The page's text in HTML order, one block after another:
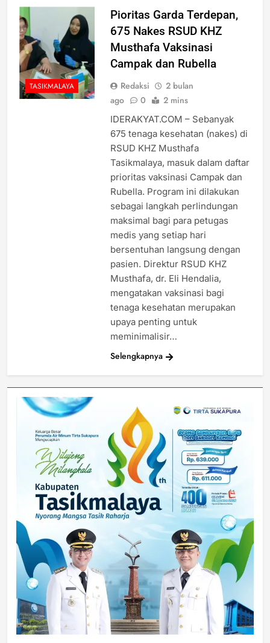
TASIKMALAYA
Pioritas Garda Terdepan,
675 Nakes RSUD KHZ
Musthafa Vaksinasi
Campak dan Rubella
Redaksi
2 bulan
ago
0 2 mins
IDERAKYAT.COM – Sebanyak
675 tenaga kesehatan (nakes) di
RSUD KHZ Musthafa
Tasikmalaya, masuk dalam daftar
prioritas vaksinasi Campak dan
Rubella. Program ini dilakukan
sebagai langkah perlindungan
maksimal bagi para petugas
medis yang setiap hari
bersentuhan langsung dengan
pasien. Direktur RSUD KHZ
Musthafa, dr. Eli Hendalia,
mengatakan vaksinasi bagi
tenaga kesehatan merupakan
upaya penting untuk
meminimalisir…
Selengkapnya